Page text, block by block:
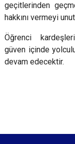
geçitlerinden
hakkını vermeyi
Öğrenci
güven içinde
devam edecektir.